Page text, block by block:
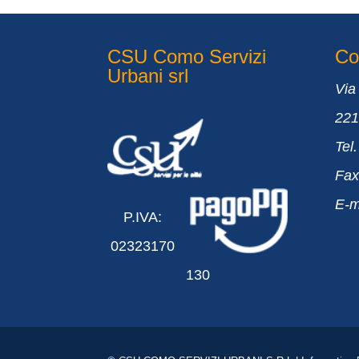
CSU Como Servizi
Urbani srl
P.IVA:
02323170
130
Tel.
E-